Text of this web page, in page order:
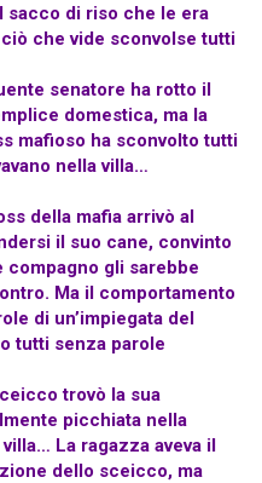
sacco di riso che le era
che vide sconvolse tutti
senatore ha rotto il
domestica, ma la
mafioso ha sconvolto tutti
nella villa…
della mafia arrivò al
il suo cane, convinto
compagno gli sarebbe
Ma il comportamento
di un’impiegata del
tutti senza parole
trovò la sua
picchiata nella
La ragazza aveva il
dello sceicco, ma